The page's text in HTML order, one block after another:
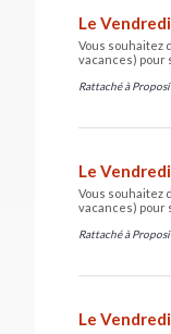
Le
Vous souhaitez
vacances) pour
Rattaché à
Le
Vous souhaitez
vacances) pour
Rattaché à
Le